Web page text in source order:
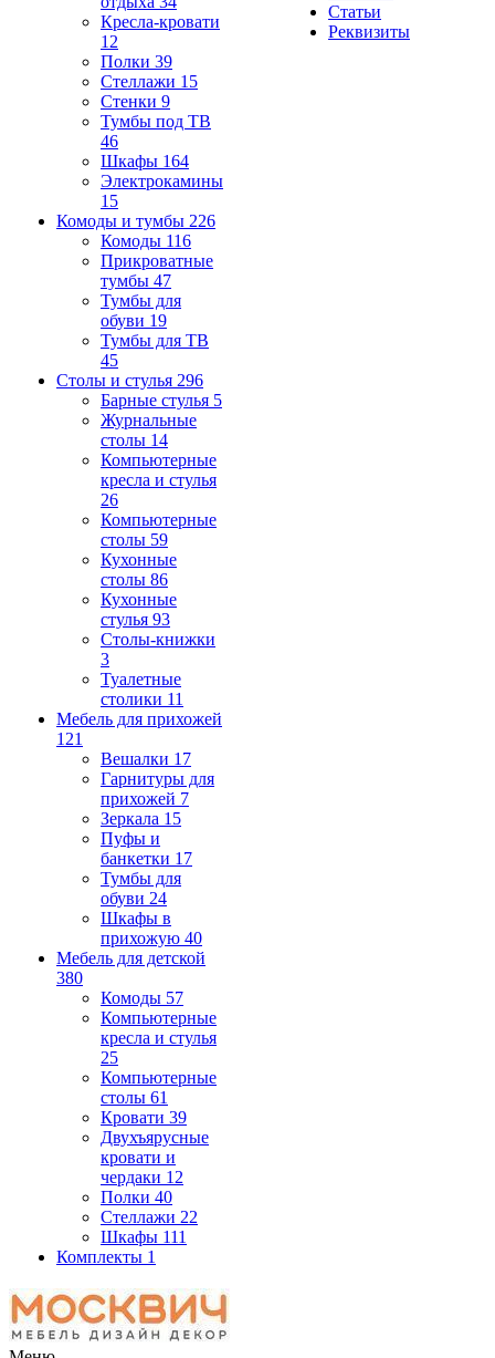
Кресла-кровати
12
Полки 39
Стеллажи 15
Стенки 9
Тумбы под ТВ
46
Шкафы 164
Электрокамины
15
Комоды и тумбы 226
Комоды 116
Прикроватные
тумбы 47
Тумбы для
обуви 19
Тумбы для ТВ
45
Столы и стулья 296
Барные стулья 5
Журнальные
столы 14
Компьютерные
кресла и стулья
26
Компьютерные
столы 59
Кухонные
столы 86
Кухонные
стулья 93
Столы-книжки
3
Туалетные
столики 11
Мебель для прихожей
121
Вешалки 17
Гарнитуры для
прихожей 7
Зеркала 15
Пуфы и
банкетки 17
Тумбы для
обуви 24
Шкафы в
прихожую 40
Мебель для детской
380
Комоды 57
Компьютерные
кресла и стулья
25
Компьютерные
столы 61
Кровати 39
Двухъярусные
кровати и
чердаки 12
Полки 40
Стеллажи 22
Шкафы 111
Комплекты 1
Статьи
Реквизиты